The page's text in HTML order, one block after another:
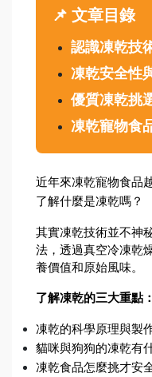
📌 文章目錄
認識凍乾技
凍乾安全性
優質凍乾挑
凍乾寵物食
近年來凍乾寵物食品
了解什麼是凍乾嗎？
其實凍乾技術並不神
法，透過真空冷凍乾
養價值和原始風味。
了解凍乾的三大重點：
凍乾的科學原理與製
貓咪與狗狗的凍乾有
凍乾食品怎麼挑才安